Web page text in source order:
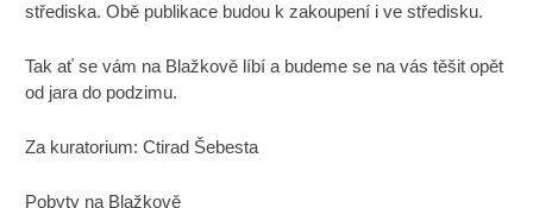
střediska. Obě publikace budou k zakoupení i ve středisku.
Tak ať se vám na Blažkově líbí a budeme se na vás těšit opět
od jara do podzimu.
Za kuratorium: Ctirad Šebesta
Pobyty na Blažkově